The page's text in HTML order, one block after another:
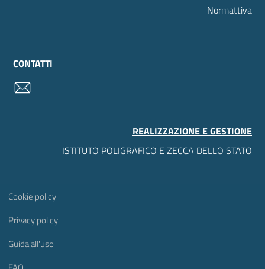
Normattiva
CONTATTI
REALIZZAZIONE E GESTIONE
ISTITUTO POLIGRAFICO E ZECCA DELLO STATO
Sezione Link Utili
Cookie policy
Privacy policy
Guida all'uso